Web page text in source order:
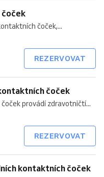
čoček,...
REZERVOVAT
čoček
provádí zdravotničtí...
REZERVOVAT
kontaktních čoček